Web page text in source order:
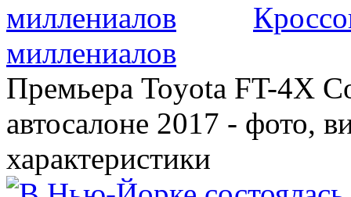
миллениалов
Премьера Toyota FT-4X
автосалоне 2017 - фото,
характеристики